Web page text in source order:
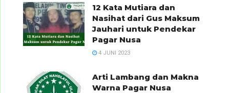
12 Kata Mutiara dan
Nasihat dari Gus Maksum
Jauhari untuk Pendekar
Pagar Nusa
4 JUNI 2023
Arti Lambang dan Makna
Warna Pagar Nusa